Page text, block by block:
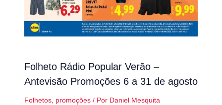
Folheto Rádio Popular Verão –
Antevisão Promoções 6 a 31 de agosto
Folhetos, promoções/ Por Daniel Mesquita